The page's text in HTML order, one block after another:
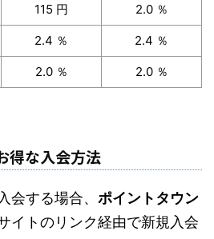
115 円 2.0 ％
2.4 ％ 2.4 ％
2.0 ％ 2.0 ％
得な入会方法
会する場合、 ポイントタウン
イトのリンク経由で新規入会